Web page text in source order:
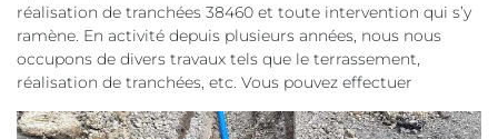
réalisation de tranchées 38460 et toute intervention qui s’y
ramène. En activité depuis plusieurs années, nous nous
occupons de divers travaux tels que le terrassement,
réalisation de tranchées, etc. Vous pouvez effectuer